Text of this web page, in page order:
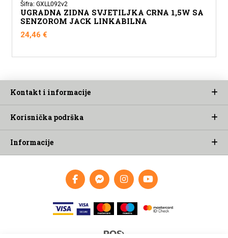
Šifra: GXLL092v2
UGRADNA ZIDNA SVJETILJKA CRNA 1,5W SA
SENZOROM JACK LINKABILNA
24,46€
Kontakt i informacije
Korisnička podrška
Informacije